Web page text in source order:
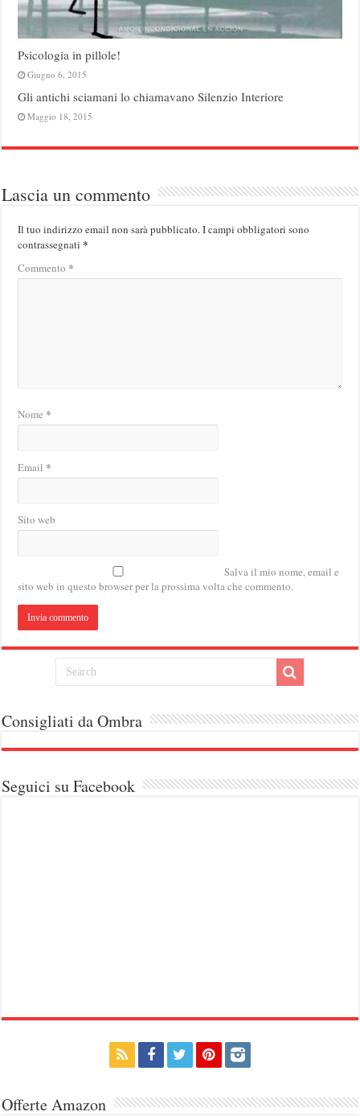
Psicologia in pillole!
Giugno 6, 2015
Gli antichi sciamani lo chiamavano Silenzio Interiore
Maggio 18, 2015
Lascia un commento
Il tuo indirizzo email non sarà pubblicato.I campi obbligatori sono
contrassegnati*
Commento *
Nome *
Email *
Sito web
Salva il mio nome, email e
sito web in questo browser per la prossima volta che commento.
Consigliati da Ombra
Seguici su Facebook
Offerte Amazon